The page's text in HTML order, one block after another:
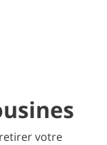
votre